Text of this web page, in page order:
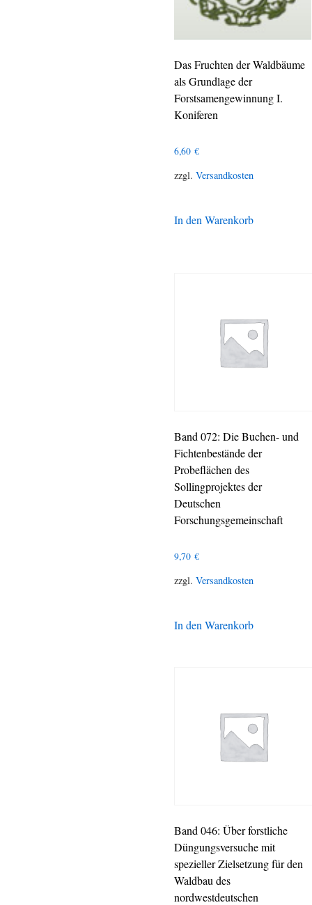
Das Fruchten der Waldbäume
als Grundlage der
Forstsamengewinnung I.
Koniferen
6,60 €
zzgl. Versandkosten
In den Warenkorb
Band 072: Die Buchen- und
Fichtenbestände der
Probeflächen des
Sollingprojektes der
Deutschen
Forschungsgemeinschaft
9,70 €
zzgl. Versandkosten
In den Warenkorb
Band 046: Über forstliche
Düngungsversuche mit
spezieller Zielsetzung für den
Waldbau des
nordwestdeutschen